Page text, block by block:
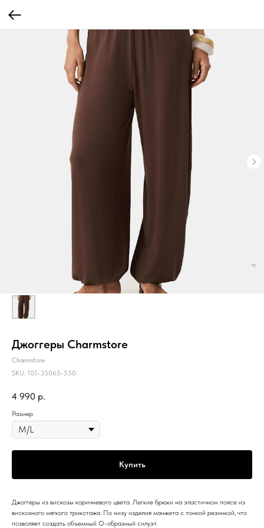
Джоггеры Charmstore
Charmstore
SKU: 101-35065-550
4 990 р.
Размер
Купить
Джоггеры из вискозы коричневого цвета. Легкие брюки на эластичном поясе из
вискозного мягкого трикотажа. По низу изделия манжета с тонкой резинкой, что
позволяет создать объемный О-образный силуэт.